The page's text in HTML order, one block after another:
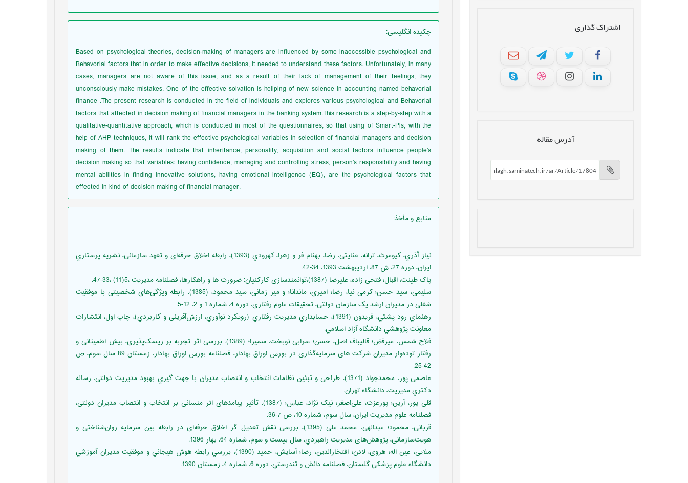
اشتراک گذاری
آدرس مقاله
چکیده انگلیسی:
Based on psychological theories, decision-making of managers are influenced by some inaccessible psychological and
Behavorial factors that in order to make effective decisions, it needed to understand these factors. Unfortunately, in many
cases, managers are not aware of this issue, and as a result of their lack of management of their feelings, they
unconsciously make mistakes. One of the effective solvation is hellping of new science in accounting named behavorial
finance .The present research is conducted in the field of individuals and explores various psychological and Behavorial
factors that affected in decision making of financial managers in the banking system.This research is a step-by-step with a
qualitative-quantitative approach, which is conducted in most of the questionnaires, so that using of Smart-Pls, with the
help of AHP techniques, it will rank the effective psychological variables in selection of financial managers and decision
making of them. The results indicate that inheritance, personality, acquisition and social factors influence people's
decision making so that variables: having confidence, managing and controlling stress, person's responsibility and having
mental abilities in finding innovative solutions, having emotional intelligence (EQ), are the psychological factors that
effected in kind of decision making of financial manager.
منابع و مأخذ:
نیاز آذري، کیومرث، ترانه، عنایتی، رضا، بهنام فر و زهرا، کهرودي (1393)، رابطه اخلاق حرفه‌ای و تعهد سازمانی، نشریه پرستاري
ایران، دوره 27، ش 87، اردیبهشت 1393، 34-42.
پاک طینت، اقبال؛ فتحی زاده، علیرضا (1387)،توانمندسازی کارکنيان: ضرورت ها و راهکارها، فصلنامه مدیریت ،5(11) ،33-47.
سلیمی، سید حسن؛ کرمی نیا، رضا؛ امیری، ماندانا؛ و میر زمانی، سید محمود، (1385). رابطه ویژگی‌های شخصیتی با موفقیت
شغلی در مدیران ارشد یک سازمان دولتی، تحقیقات علوم رفتاری، دوره 4، شماره 1 و 2، 12-5.
رهنماي رود پشتي، فريدون (1391)، حسابداري مديريت رفتاري (رويكرد نوآوري، ارزش‌آفرینی و كاربردي)، چاپ اول، انتشارات
معاونت پژوهشي دانشگاه آزاد اسلامي.
فلاح شمس، میرفض؛ قالیباف اصل، حسن؛ سرابی نوبخت، سمیرا؛ (1389). بررسی اثر تجربه بر ریسک‌پذیری، بیش اطمینانی و
رفتار توده‌وار مدیران شرکت های سرمایه‌گذاری در بورس اوراق بهادار، فصلنامه بورس اوراق بهادار، زمستان 89 سال سوم، ص
42-25.
عاصمی پور، محمدجواد (1371)، طراحی و تبئین نظامات انتخاب و انتصاب مدیران با جهت گیري بهبود مدیریت دولتی، رساله
دکتري مدیریت، دانشگاه تهران.
قلی پور، آرین؛ پورعزت، علی‌اصغر؛ نیک نژاد، عباس؛ (1387). تأثیر پیامدهای اثر منسانی بر انتخاب و انتصاب مدیران دولتی،
فصلنامه علوم مدیریت ایران، سال سوم، شماره 10، ص 7-36.
قربانی، محمود؛ عبدالهی، محمد علی (1395)، بررسی نقش تعدیل گر اخلاق حرفه‌ای در رابطه بین سرمایه روان‌شناختی و
هویت‌سازمانی، پژوهش‌های مدیریت راهبردي، سال بیست و سوم، شماره 64، بهار 1396.
ملایی، عین اله؛ هروی، لادن؛ افتخارالدین، رضا؛ آسایش، حمید (1390)، بررسي رابطه هوش هيجاني و موفقيت مديران آموزشي
دانشگاه علوم پزشكي گلستان، فصلنامه دانش و تندرستي، دوره 6، شماره 4، زمستان 1390.